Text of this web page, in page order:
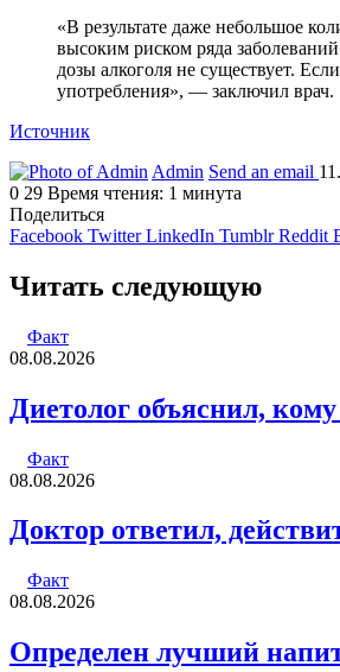
«В результате даже небольшое
высоким риском ряда
дозы алкоголя не существует.
употребления», — заключил врач.
Источник
Admin Send an email
0 29 Время чтения: 1 минута
Поделиться
Facebook Twitter LinkedIn Tumblr Reddit
Читать следующую
Факт
08.08.2026
Диетолог объяснил,
Факт
08.08.2026
Доктор ответил,
Факт
08.08.2026
Определен лучший